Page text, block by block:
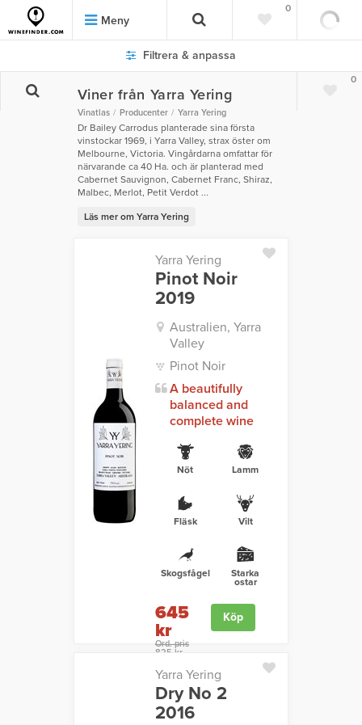
Meny
0
0
Filtrera & anpassa
Viner från Yarra Yering
Vinatlas Producenter Yarra Yering
Dr Bailey Carrodus planterade sina första
vinstockar 1969, i Yarra Valley, strax öster om
Melbourne, Victoria. Vingårdarna omfattar för
närvarande ca 40 Ha. och är planterad med
Cabernet Sauvignon, Cabernet Franc, Shiraz,
Malbec, Merlot, Petit Verdot ...
Läs mer om Yarra Yering
Yarra Yering
Pinot Noir
2019
Australien, Yarra
Valley
Pinot Noir
A beautifully
balanced and
complete wine
Nöt Lamm
Fläsk Vilt
Skogsfågel Starka
ostar
645
kr
Ord. pris
825 kr
Köp
Yarra Yering
Dry No 2
2016